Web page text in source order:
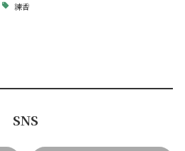
練香
SNS